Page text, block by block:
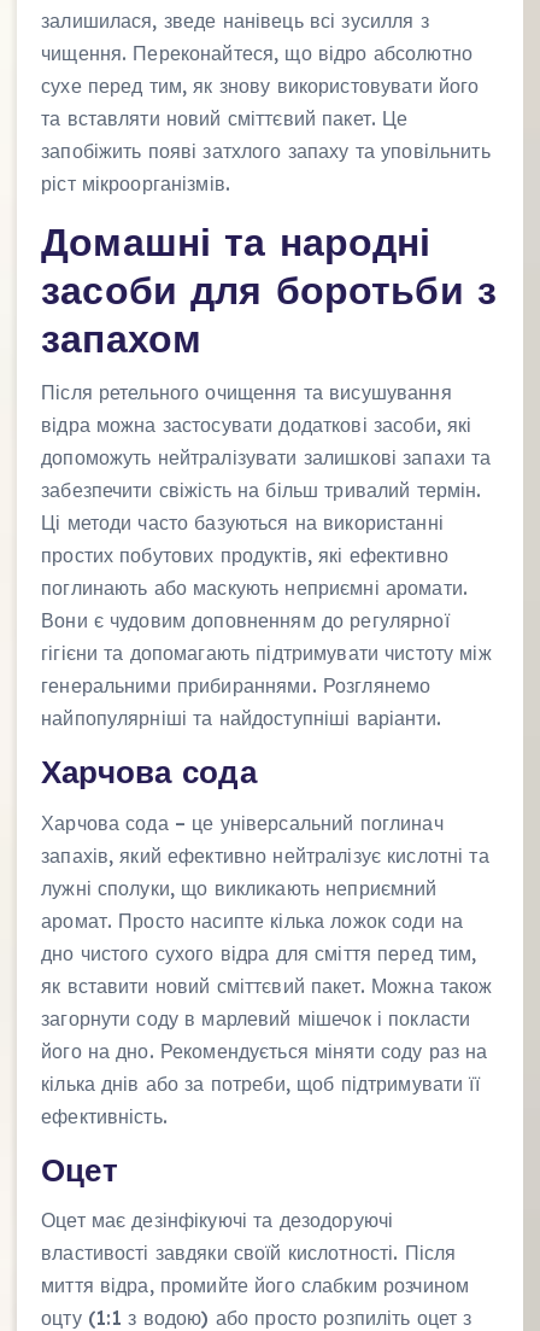
залишилася, зведе нанівець всі зусилля з
чищення. Переконайтеся, що відро абсолютно
сухе перед тим, як знову використовувати його
та вставляти новий сміттєвий пакет. Це
запобіжить появі затхлого запаху та уповільнить
ріст мікроорганізмів.
Домашні та народні
засоби для боротьби з
запахом
Після ретельного очищення та висушування
відра можна застосувати додаткові засоби, які
допоможуть нейтралізувати залишкові запахи та
забезпечити свіжість на більш тривалий термін.
Ці методи часто базуються на використанні
простих побутових продуктів, які ефективно
поглинають або маскують неприємні аромати.
Вони є чудовим доповненням до регулярної
гігієни та допомагають підтримувати чистоту між
генеральними прибираннями. Розглянемо
найпопулярніші та найдоступніші варіанти.
Харчова сода
Харчова сода – це універсальний поглинач
запахів, який ефективно нейтралізує кислотні та
лужні сполуки, що викликають неприємний
аромат. Просто насипте кілька ложок соди на
дно чистого сухого відра для сміття перед тим,
як вставити новий сміттєвий пакет. Можна також
загорнути соду в марлевий мішечок і покласти
його на дно. Рекомендується міняти соду раз на
кілька днів або за потреби, щоб підтримувати її
ефективність.
Оцет
Оцет має дезінфікуючі та дезодоруючі
властивості завдяки своїй кислотності. Після
миття відра, промийте його слабким розчином
оцту (1:1 з водою) або просто розпиліть оцет з